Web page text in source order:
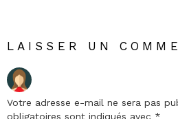
LAISSER UN
Votre adresse e-mail ne sera pas
obligatoires sont indiqués avec *